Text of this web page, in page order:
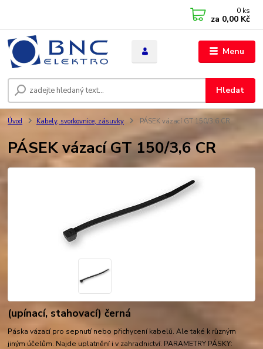
Menu
Hledat
0 ks
za 0,00 Kč
Úvod Kabely, svorkovnice, zásuvky PÁSEK vázací GT 150/3,6 CR
PÁSEK vázací GT 150/3,6 CR
(upínací, stahovací) černá
Páska vázací pro sepnutí nebo přichycení kabelů. Ale také k různým
jiným účelům. Najde uplatnění i v zahradnictví. PARAMETRY PÁSKY: